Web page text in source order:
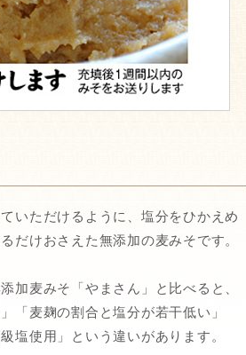
いただけるように、塩分をひかえめ
だけおさえた無添加の麦みそです。
加麦みそ「やまさん」と比べると、
「麦麹の割合と塩分が若干低い」
塩使用」という違いがあります。